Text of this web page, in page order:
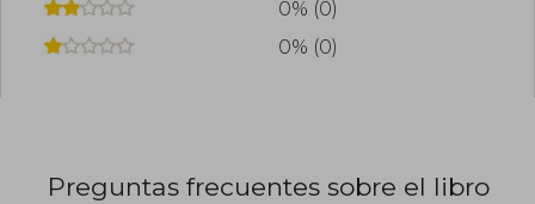
0% (0)
0% (0)
Preguntas frecuentes sobre el libro